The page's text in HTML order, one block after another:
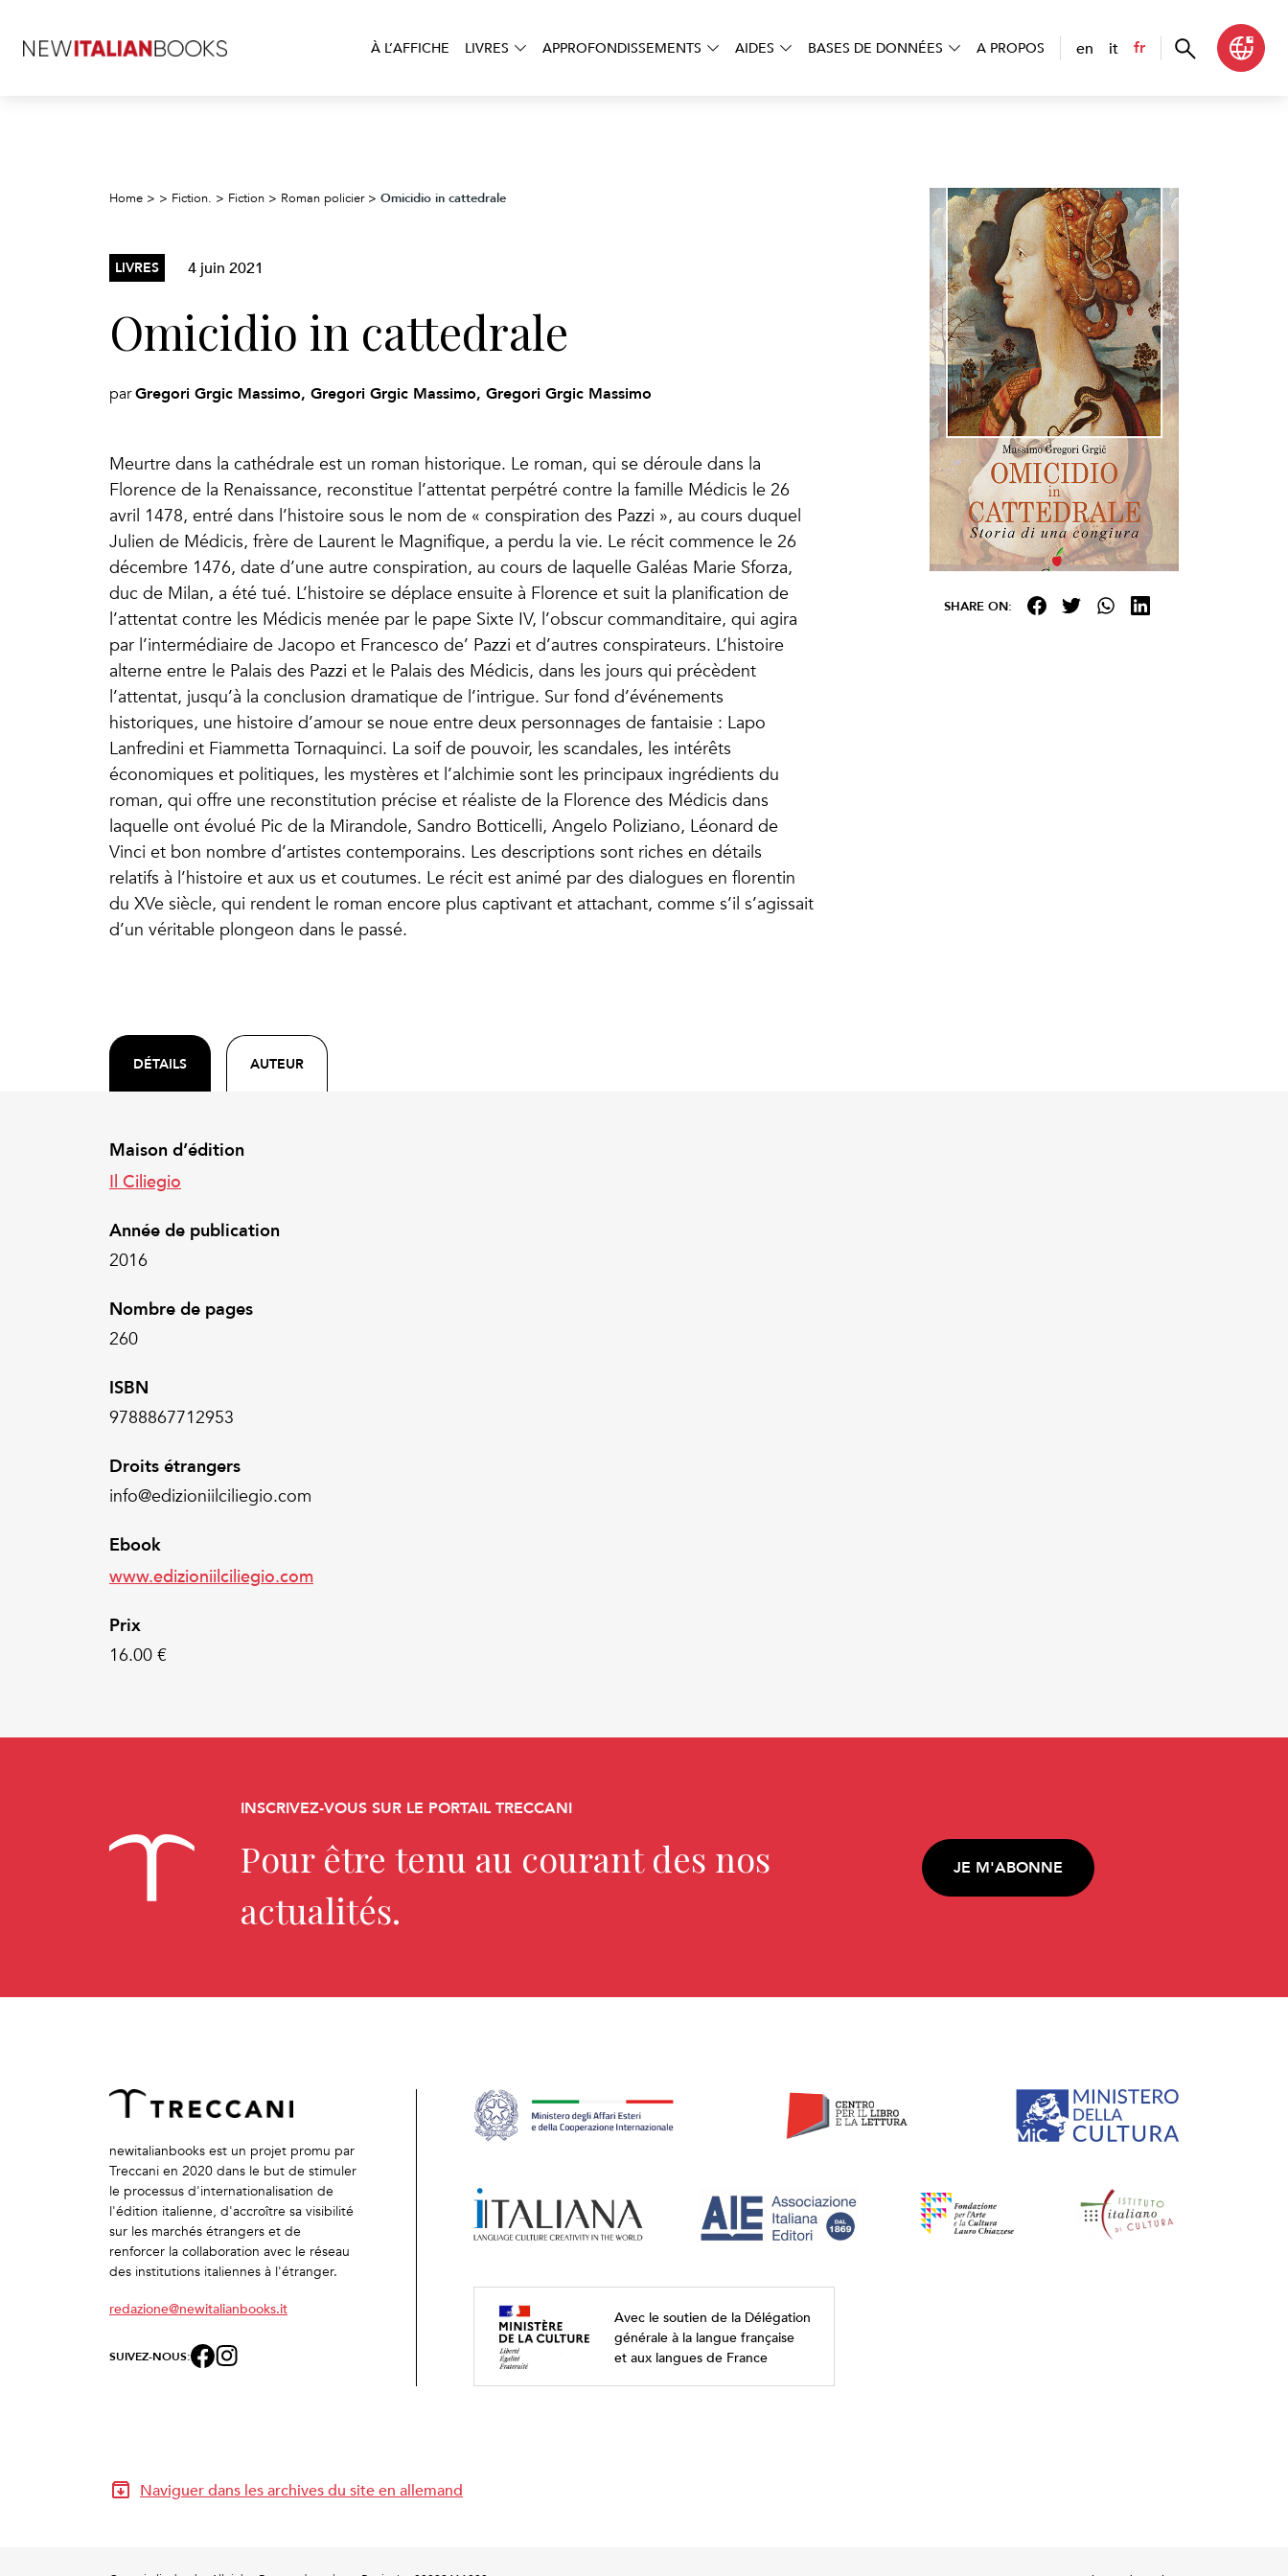
À L’AFFICHE LIVRES APPROFONDISSEMENTS AIDES BASES DE DONNÉES A PROPOS en it fr
Home > > Fiction. > Fiction > Roman policier> Omicidio in cattedrale
LIVRES 4 juin 2021
Omicidio in cattedrale
parGregori Grgic Massimo, Gregori Grgic Massimo, Gregori Grgic Massimo
Meurtre dans la cathédrale est un roman historique. Le roman, qui se déroule dans la
Florence de la Renaissance, reconstitue l’attentat perpétré contre la famille Médicis le 26
avril 1478, entré dans l’histoire sous le nom de « conspiration des Pazzi », au cours duquel
Julien de Médicis, frère de Laurent le Magnifique, a perdu la vie. Le récit commence le 26
décembre 1476, date d’une autre conspiration, au cours de laquelle Galéas Marie Sforza,
duc de Milan, a été tué. L’histoire se déplace ensuite à Florence et suit la planification de
l’attentat contre les Médicis menée par le pape Sixte IV, l’obscur commanditaire, qui agira
par l’intermédiaire de Jacopo et Francesco de’ Pazzi et d’autres conspirateurs. L’histoire
alterne entre le Palais des Pazzi et le Palais des Médicis, dans les jours qui précèdent
l’attentat, jusqu’à la conclusion dramatique de l’intrigue. Sur fond d’événements
historiques, une histoire d’amour se noue entre deux personnages de fantaisie : Lapo
Lanfredini et Fiammetta Tornaquinci. La soif de pouvoir, les scandales, les intérêts
économiques et politiques, les mystères et l’alchimie sont les principaux ingrédients du
roman, qui offre une reconstitution précise et réaliste de la Florence des Médicis dans
laquelle ont évolué Pic de la Mirandole, Sandro Botticelli, Angelo Poliziano, Léonard de
Vinci et bon nombre d’artistes contemporains. Les descriptions sont riches en détails
relatifs à l’histoire et aux us et coutumes. Le récit est animé par des dialogues en florentin
du XVe siècle, qui rendent le roman encore plus captivant et attachant, comme s’il s’agissait
d’un véritable plongeon dans le passé.
DÉTAILS AUTEUR
Maison d’édition
Il Ciliegio
Année de publication
2016
Nombre de pages
260
ISBN
9788867712953
Droits étrangers
info@edizioniilciliegio.com
Ebook
www.edizioniilciliegio.com
Prix
16.00 €
SHARE ON:
INSCRIVEZ-VOUS SUR LE PORTAIL TRECCANI
Pour être tenu au courant des nos
actualités.
JE M'ABONNE
newitalianbooks est un projet promu par
Treccani en 2020 dans le but de stimuler
le processus d'internationalisation de
l'édition italienne, d'accroître sa visibilité
sur les marchés étrangers et de
renforcer la collaboration avec le réseau
des institutions italiennes à l'étranger.
redazione@newitalianbooks.it
SUIVEZ-NOUS:
Avec le soutien de la Délégation
générale à la langue française
et aux langues de France
Naviguer dans les archives du site en allemand